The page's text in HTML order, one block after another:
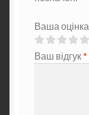
Ваша оцінка
Ваш відгук*